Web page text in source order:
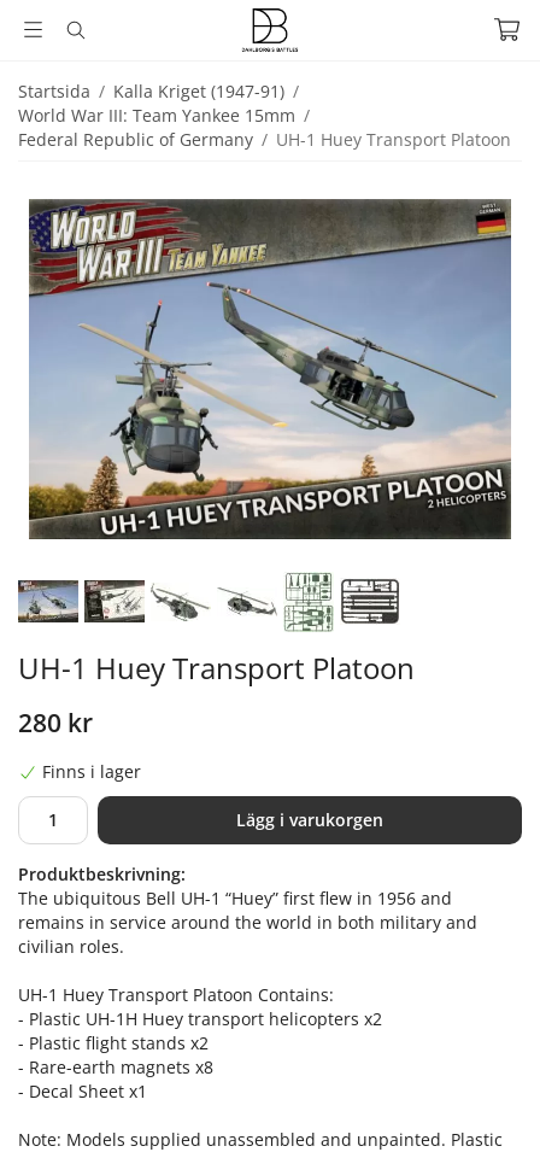
Startsida / Kalla Kriget (1947-91) /
World War III: Team Yankee 15mm /
Federal Republic of Germany / UH-1 Huey Transport Platoon
UH-1 Huey Transport Platoon
280 kr
Finns i lager
Lägg i varukorgen
Produktbeskrivning:
The ubiquitous Bell UH-1 “Huey” first flew in 1956 and
remains in service around the world in both military and
civilian roles.
UH-1 Huey Transport Platoon Contains:
- Plastic UH-1H Huey transport helicopters x2
- Plastic flight stands x2
- Rare-earth magnets x8
- Decal Sheet x1
Note: Models supplied unassembled and unpainted. Plastic